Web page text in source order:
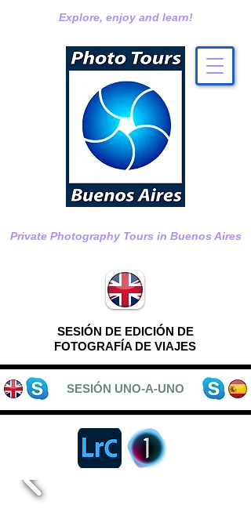
Private Photography Tours in Buenos Aires
Explore, enjoy and learn!
SESIÓN DE EDICIÓN DE
FOTOGRAFÍA DE VIAJES
SESIÓN UNO-A-UNO